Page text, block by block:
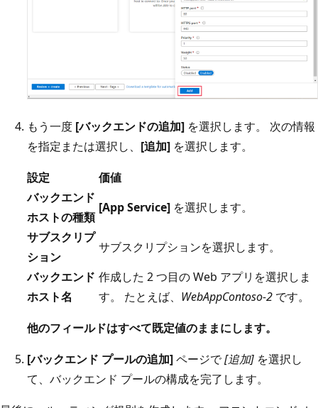
もう一度 [バックエンドの追加] を選択します。 次の情報
を指定または選択し、 [追加] を選択します。
設定
価値
バックエンド
ホストの種類
[App Service] を選択します。
サブスクリプ
ション
サブスクリプションを選択します。
バックエンド
ホスト名
作成した 2 つ目の Web アプリを選択しま
す。 たとえば、 WebAppContoso-2 です。
他のフィールドはすべて既定値のままにします。
[バックエンド プールの追加]ページで[追加] を選択し
て、バックエンド プールの構成を完了します。